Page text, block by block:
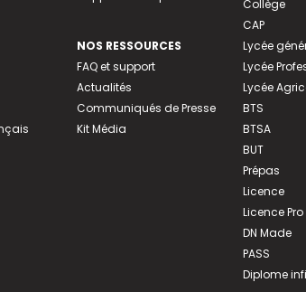
NOS RESSOURCES
FAQ et support
Actualités
Communiqués de Presse
Kit Média
Collège
CAP
Lycée
Lycée
Lycée
BTS
BTSA
BUT
Prépas
Licence
Licence Pro
DN Made
PASS
Diplome